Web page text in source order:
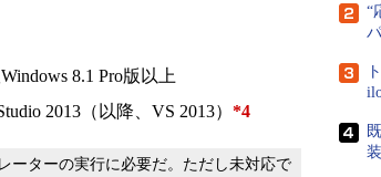
8.1 Pro版以上
2013（以降、VS 2013） *4
ーターの実行に必要だ。ただし未対応で
“